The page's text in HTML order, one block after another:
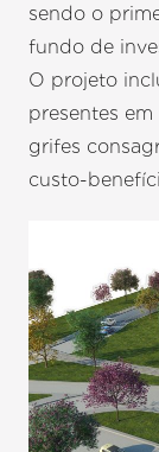
sendo o
fundo de
O projeto
presentes
grifes
custo-